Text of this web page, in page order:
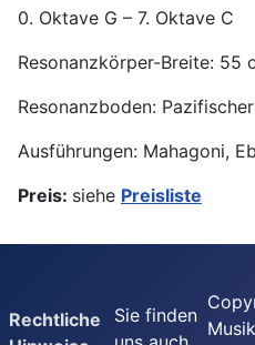
0. Oktave G – 7. Oktave C
Resonanzkörper-Breite: 55
Resonanzboden:
Ausführungen: Mahagoni,
Preis: siehe Preisliste
Rechtliche
Sie finden